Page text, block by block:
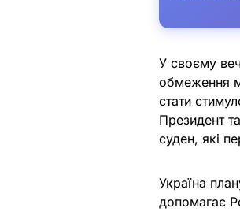
У своєму
обмеження
стати
Президент
суден, які
Україна
допомагає